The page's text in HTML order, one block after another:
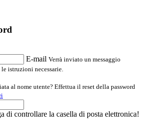
E-mail Verrà inviato un messaggio
istruzioni necessarie.
al nome utente? Effettua il reset della password
di controllare la casella di posta elettronica!